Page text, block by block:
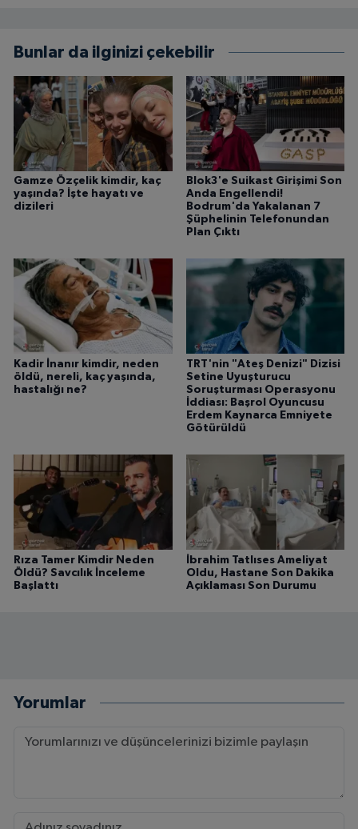
Bunlar da ilginizi çekebilir
Gamze Özçelik kimdir, kaç
yaşında? İşte hayatı ve
dizileri
Blok3'e Suikast Girişimi Son
Anda Engellendi!
Bodrum'da Yakalanan 7
Şüphelinin Telefonundan
Plan Çıktı
Kadir İnanır kimdir, neden
öldü, nereli, kaç yaşında,
hastalığı ne?
TRT'nin "Ateş Denizi" Dizisi
Setine Uyuşturucu
Soruşturması Operasyonu
İddiası: Başrol Oyuncusu
Erdem Kaynarca Emniyete
Götürüldü
Rıza Tamer Kimdir Neden
Öldü? Savcılık İnceleme
Başlattı
İbrahim Tatlıses Ameliyat
Oldu, Hastane Son Dakika
Açıklaması Son Durumu
Yorumlar